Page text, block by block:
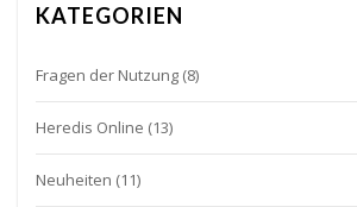
KATEGORIEN
Fragen der Nutzung (8)
Heredis Online (13)
Neuheiten (11)